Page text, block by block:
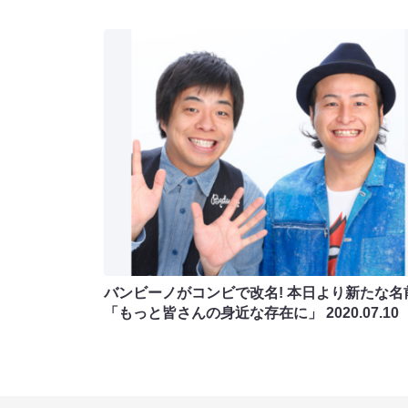
バンビーノがコンビで改名! 本日より新たな名
「もっと皆さんの身近な存在に」 2020.07.10